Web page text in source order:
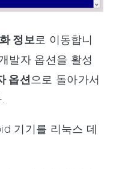
정보로 이동합니
발자 옵션을 활성
옵션 으로 돌아가서
기기를 리눅스 데